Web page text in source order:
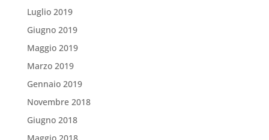
Luglio 2019
Giugno 2019
Maggio 2019
Marzo 2019
Gennaio 2019
Novembre 2018
Giugno 2018
Maggio 2018